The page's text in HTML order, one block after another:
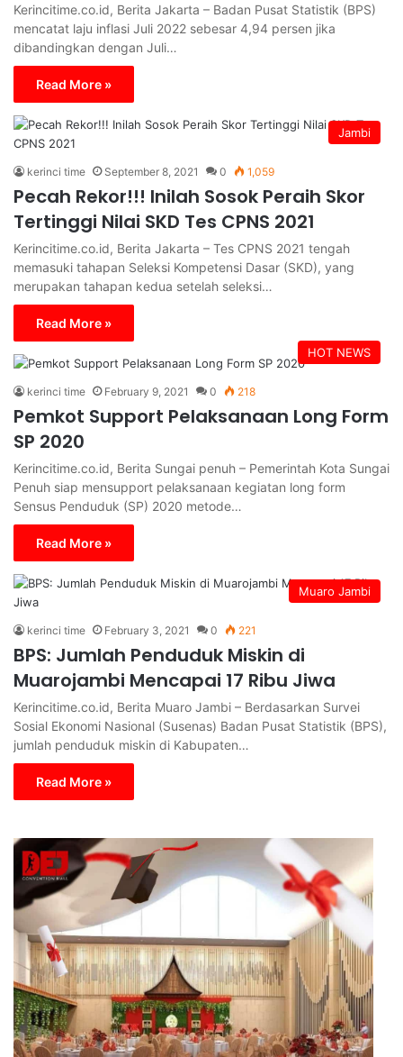
Kerincitime.co.id, Berita Jakarta – Badan Pusat Statistik (BPS)
mencatat laju inflasi Juli 2022 sebesar 4,94 persen jika
dibandingkan dengan Juli…
Read More »
Jambi
kerinci time September 8, 2021 0 1,059
Pecah Rekor!!! Inilah Sosok Peraih Skor
Tertinggi Nilai SKD Tes CPNS 2021
Kerincitime.co.id, Berita Jakarta – Tes CPNS 2021 tengah
memasuki tahapan Seleksi Kompetensi Dasar (SKD), yang
merupakan tahapan kedua setelah seleksi…
Read More »
HOT NEWS
kerinci time February 9, 2021 0 218
Pemkot Support Pelaksanaan Long Form
SP 2020
Kerincitime.co.id, Berita Sungai penuh – Pemerintah Kota Sungai
Penuh siap mensupport pelaksanaan kegiatan long form
Sensus Penduduk (SP) 2020 metode…
Read More »
Muaro Jambi
kerinci time February 3, 2021 0 221
BPS: Jumlah Penduduk Miskin di
Muarojambi Mencapai 17 Ribu Jiwa
Kerincitime.co.id, Berita Muaro Jambi – Berdasarkan Survei
Sosial Ekonomi Nasional (Susenas) Badan Pusat Statistik (BPS),
jumlah penduduk miskin di Kabupaten…
Read More »